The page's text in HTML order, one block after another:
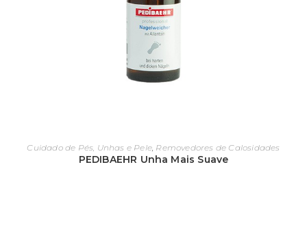
Cuidado de Pés, Unhas e Pele Removedores de Calosidades
PEDIBAEHR Unha Mais Suave